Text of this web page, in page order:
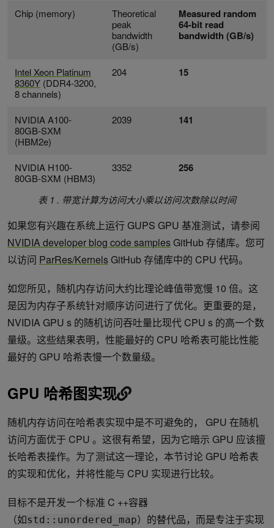
Chip (memory)
Theoretical
peak
bandwidth
(GB/s)
Measured random
64-bit read
bandwidth (GB/s)
Intel Xeon Platinum
8360Y (DDR4-3200,
8 channels)
204 15
NVIDIA A100-
80GB-SXM
(HBM2e)
2039 141
NVIDIA H100-
80GB-SXM (HBM3)
3352 256
表 1 . 带宽计算为访问大小乘以访问次数除以时间
如果您有兴趣在系统上运行 GUPS GPU 基准测试，请参阅
NVIDIA developer blog code samplesGitHub 存储库。您可
以访问 ParRes/KernelsGitHub 存储库中的 CPU 代码。
如您所见，随机内存访问大约比理论峰值带宽慢 10 倍。这
是因为内存子系统针对顺序访问进行了优化。更重要的是，
NVIDIA GPU s 的随机访问吞吐量比现代 CPU s 的高一个数
量级。这些结果表明，性能最好的 CPU 哈希表可能比性能
最好的 GPU 哈希表慢一个数量级。
GPU 哈希图实现
随机内存访问在哈希表实现中是不可避免的， GPU 在随机
访问方面优于 CPU 。这很有希望，因为它暗示 GPU 应该擅
长哈希表操作。为了测试这一理论，本节讨论 GPU 哈希表
的实现和优化，并将性能与 CPU 实现进行比较。
目标不是开发一个标准 C ++容器
（如std::unordered_map）的替代品，而是专注于实现